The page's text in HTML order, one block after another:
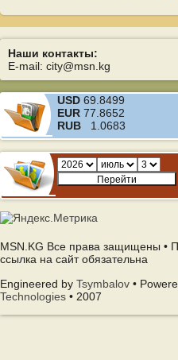
Наши контакты:
E-mail: city@msn.kg
USD 69.8499
EUR 77.8652
RUB 1.0683
MSN.KG Все права защищены •
ссылка на сайт обязательна
Engineered by Tsymbalov •
Technologies • 2007